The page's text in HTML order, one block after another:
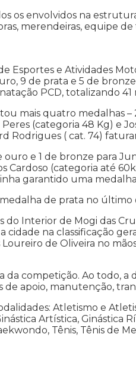
os envolvidos na
merendeiras, equipe
Esportes e Atividades
9 de prata e 5 de
PCD, totalizando 41
mais quatro medalhas
(categoria 48 Kg) e
Rodrigues ( cat. 74)
e 1 de bronze para
Cardoso (categoria até
garantido uma
de prata no último
do Interior de Mogi das
cidade na classificação
de Oliveira no
competição. Ao todo, a
de apoio, manutenção,
Atletismo e
Artística, Ginástica
Tênis, Tênis de